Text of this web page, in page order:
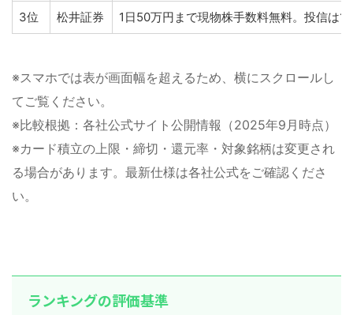
3位 松井証券 1日50万円まで現物株手数料無料。投信は
※スマホでは表が画面幅を超えるため、横にスクロールし
てご覧ください。
※比較根拠：各社公式サイト公開情報（2025年9月時点）
※カード積立の上限・締切・還元率・対象銘柄は変更され
る場合があります。最新仕様は各社公式をご確認くださ
い。
ランキングの評価基準